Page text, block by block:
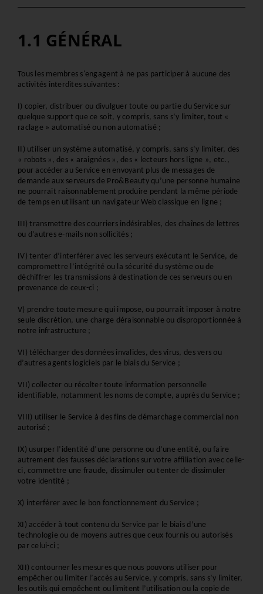
1.1 GÉNÉRAL
Tous les membres s'engagent à ne pas participer à aucune des
activités interdites suivantes :
I) copier, distribuer ou divulguer toute ou partie du Service sur
quelque support que ce soit, y compris, sans s’y limiter, tout «
raclage » automatisé ou non automatisé ;
II) utiliser un système automatisé, y compris, sans s’y limiter, des
« robots », des « araignées », des « lecteurs hors ligne », etc.,
pour accéder au Service en envoyant plus de messages de
demande aux serveurs de Pro&Beauty qu’une personne humaine
ne pourrait raisonnablement produire pendant la même période
de temps en utilisant un navigateur Web classique en ligne ;
III) transmettre des courriers indésirables, des chaînes de lettres
ou d’autres e-mails non sollicités ;
IV) tenter d’interférer avec les serveurs exécutant le Service, de
compromettre l’intégrité ou la sécurité du système ou de
déchiffrer les transmissions à destination de ces serveurs ou en
provenance de ceux-ci ;
V) prendre toute mesure qui impose, ou pourrait imposer à notre
seule discrétion, une charge déraisonnable ou disproportionnée à
notre infrastructure ;
VI) télécharger des données invalides, des virus, des vers ou
d’autres agents logiciels par le biais du Service ;
VII) collecter ou récolter toute information personnelle
identifiable, notamment les noms de compte, auprès du Service ;
VIII) utiliser le Service à des fins de démarchage commercial non
autorisé ;
IX) usurper l’identité d’une personne ou d’une entité, ou faire
autrement des fausses déclarations sur votre affiliation avec celle-
ci, commettre une fraude, dissimuler ou tenter de dissimuler
votre identité ;
X) interférer avec le bon fonctionnement du Service ;
XI) accéder à tout contenu du Service par le biais d’une
technologie ou de moyens autres que ceux fournis ou autorisés
par celui-ci ;
XII) contourner les mesures que nous pouvons utiliser pour
empêcher ou limiter l’accès au Service, y compris, sans s’y limiter,
les outils qui empêchent ou limitent l’utilisation ou la copie de